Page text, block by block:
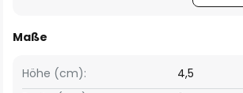
Maße
Höhe (cm): 4,5